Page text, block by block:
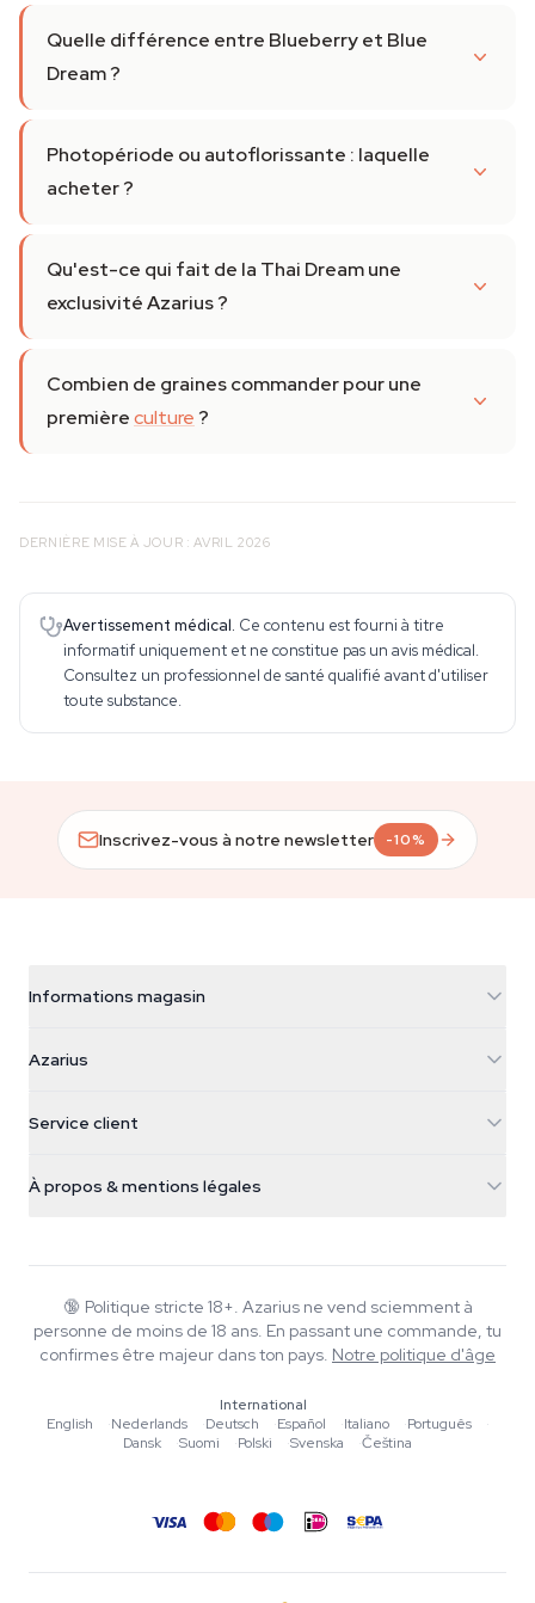
Quelle différence entre Blueberry et Blue
Dream ?
Photopériode ou autoflorissante : laquelle
acheter ?
Qu'est-ce qui fait de la Thai Dream une
exclusivité Azarius ?
Combien de graines commander pour une
premièreculture ?
DERNIÈRE MISE À JOUR : AVRIL 2026
Avertissement médical. Ce contenu est fourni à titre
informatif uniquement et ne constitue pas un avis médical.
Consultez un professionnel de santé qualifié avant d'utiliser
toute substance.
Inscrivez-vous à notre newsletter -10%
Informations magasin
Galvaniweg 11
Nederland
+31(0)204897914
Azarius
Smokeshop
Service client
Politique de retour
Politique de confidentialité
À propos & mentions légales
Wiki
Rédacteurs
Outils & Calculateurs
🔞 Politique stricte 18+. Azarius ne vend sciemment à
personne de moins de 18 ans. En passant une commande, tu
confirmes être majeur dans ton pays. Notre politique d'âge
International
English
·Nederlands ·Deutsch ·Español ·Italiano ·Português
·
Dansk
·Suomi ·Polski ·Svenska ·Čeština